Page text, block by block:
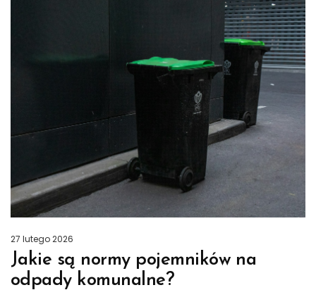
Posted
on
27 lutego 2026
Jakie są normy pojemników na
odpady komunalne?